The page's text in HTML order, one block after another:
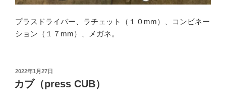
プラスドライバー、ラチェット（１０mm）、コンビネー
ション（１７mm）、メガネ。
投
稿
日:
2022年1月27日
カブ（press CUB）